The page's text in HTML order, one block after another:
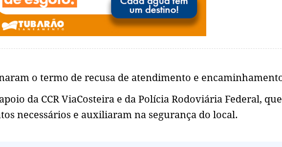
o termo de recusa de atendimento e
da CCR ViaCosteira e da Polícia Rodoviária Federal, que
necessários e auxiliaram na segurança do local.